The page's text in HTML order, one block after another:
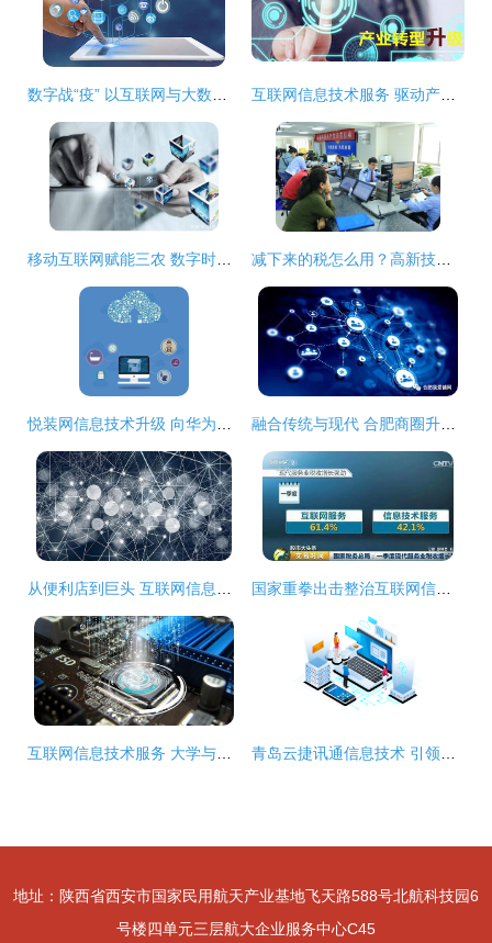
数字战“疫” 以互联网与大数据技术构筑疫情防控新防线 互联网信息技术服务 驱动产业转型升级的江苏新引擎
移动互联网赋能三农 数字时代下的百姓致富新机遇 减下来的税怎么用？高新技术企业这样做——互联网信息技术服务篇
悦装网信息技术升级 向华为看齐，打造装修行业的数字化标杆 融合传统与现代 合肥商圈升级之路
从便利店到巨头 互联网信息技术服务的神奇资源生态配置之道（下） 国家重拳出击整治互联网信息技术服务行业，永春人钱包将迎新变化
互联网信息技术服务 大学与城市产业融合发展的新引擎 青岛云捷讯通信息技术 引领互联网信息技术服务新浪潮
地址：陕西省西安市国家民用航天产业基地飞天路588号北航科技园6
号楼四单元三层航大企业服务中心C45